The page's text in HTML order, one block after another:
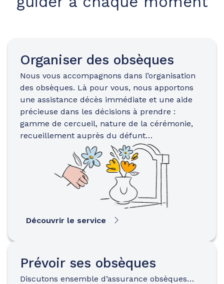
Organiser des obsèques
Nous vous accompagnons dans l’organisation
des obsèques. Là pour vous, nous apportons
une assistance décès immédiate et une aide
précieuse dans les décisions à prendre :
gamme de cercueil, nature de la cérémonie,
recueillement auprès du défunt…
Découvrir le service
Prévoir ses obsèques
Discutons ensemble d’assurance obsèques…